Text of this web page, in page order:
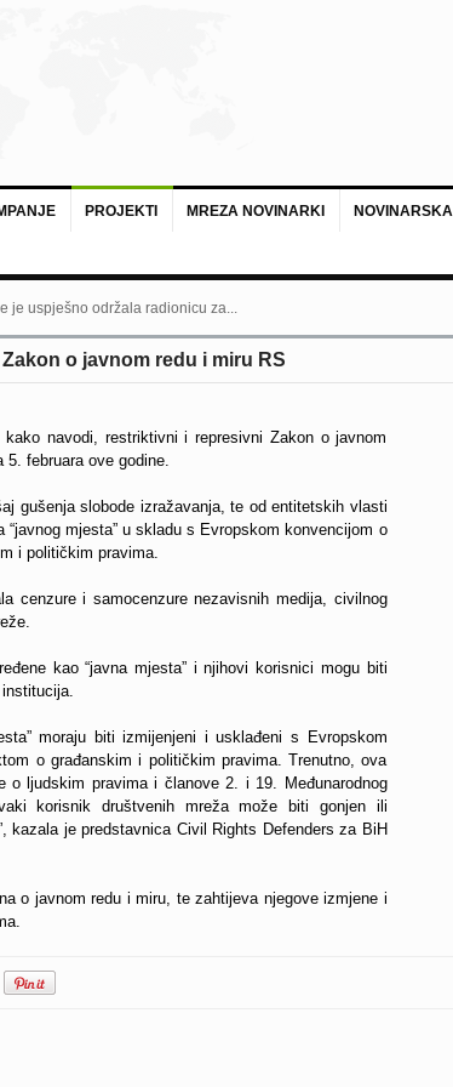
PROJEKTI MREZA NOVINARKI
je uspješno održala radionicu za...
o javnom redu i miru RS
navodi, restriktivni i represivni Zakon o javnom
februara ove godine.
gušenja slobode izražavanja, te od entitetskih vlasti
mjesta” u skladu s Evropskom konvencijom o
i političkim pravima.
cenzure i samocenzure nezavisnih medija, civilnog
kao “javna mjesta” i njihovi korisnici mogu biti
moraju biti izmijenjeni i usklađeni s Evropskom
o građanskim i političkim pravima. Trenutno, ova
ljudskim pravima i članove 2. i 19. Međunarodnog
korisnik društvenih mreža može biti gonjen ili
kazala je predstavnica Civil Rights Defenders za BiH
o javnom redu i miru, te zahtijeva njegove izmjene i